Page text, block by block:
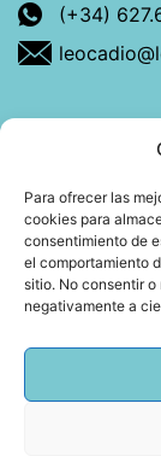
Para ofrecer las
cookies para
consentimiento de
el comportamiento
sitio. No consentir
negativamente a
(+34)
Descubre
Mi libro: La
Blog:
Agendar